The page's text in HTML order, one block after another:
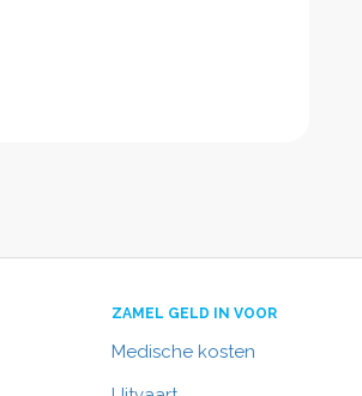
ZAMEL GELD IN VOOR
Medische kosten